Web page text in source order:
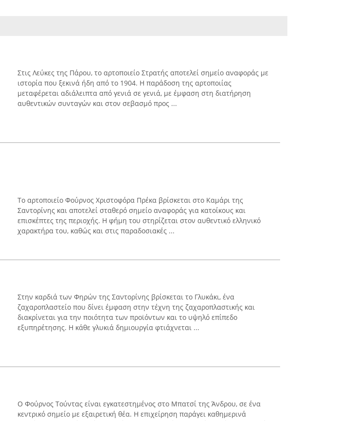
Στις Λεύκες της Πάρου, το αρτοποιείο Στρατής αποτελεί σημείο αναφοράς με
ιστορία που ξεκινά ήδη από το 1904. Η παράδοση της αρτοποιίας
μεταφέρεται αδιάλειπτα από γενιά σε γενιά, με έμφαση στη διατήρηση
αυθεντικών συνταγών και στον σεβασμό προς ...
Το αρτοποιείο Φούρνος Χριστοφόρα Πρέκα βρίσκεται στο Καμάρι της
Σαντορίνης και αποτελεί σταθερό σημείο αναφοράς για κατοίκους και
επισκέπτες της περιοχής. Η φήμη του στηρίζεται στον αυθεντικό ελληνικό
χαρακτήρα του, καθώς και στις παραδοσιακές ...
Στην καρδιά των Φηρών της Σαντορίνης βρίσκεται το Γλυκάκι, ένα
ζαχαροπλαστείο που δίνει έμφαση στην τέχνη της ζαχαροπλαστικής και
διακρίνεται για την ποιότητα των προϊόντων και το υψηλό επίπεδο
εξυπηρέτησης. Η κάθε γλυκιά δημιουργία φτιάχνεται ...
Ο Φούρνος Τούντας είναι εγκατεστημένος στο Μπατσί της Άνδρου, σε ένα
κεντρικό σημείο με εξαιρετική θέα. Η επιχείρηση παράγει καθημερινά